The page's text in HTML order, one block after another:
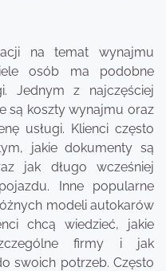
na temat wynajmu
osób ma podobne
Jednym z najczęściej
są koszty wynajmu oraz
usługi. Klienci często
jakie dokumenty są
jak długo wcześniej
Inne popularne
modeli autokarów
chcą wiedzieć, jakie
firmy i jak
swoich potrzeb. Często